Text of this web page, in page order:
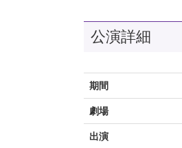
公演詳細
期間
劇場
出演